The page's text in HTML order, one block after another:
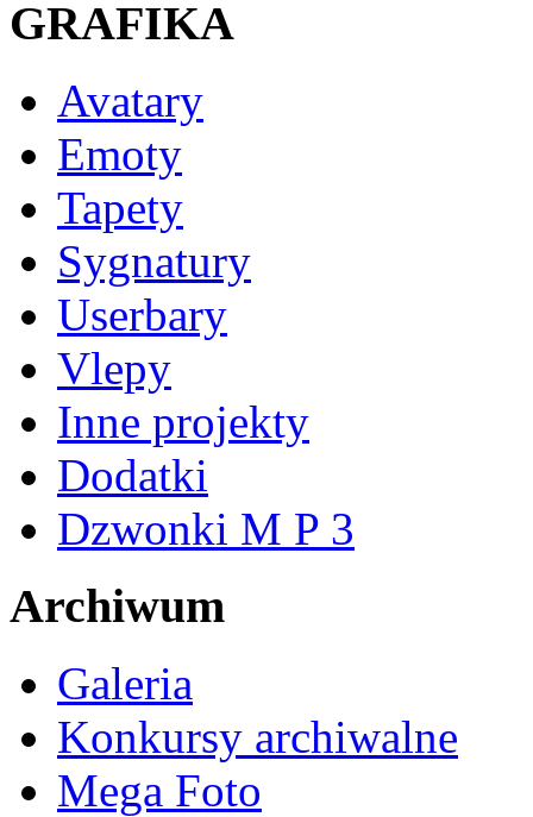
GRAFIKA
Avatary
Emoty
Tapety
Sygnatury
Userbary
Vlepy
Inne projekty
Dodatki
Dzwonki M P 3
Archiwum
Galeria
Konkursy archiwalne
Mega Foto